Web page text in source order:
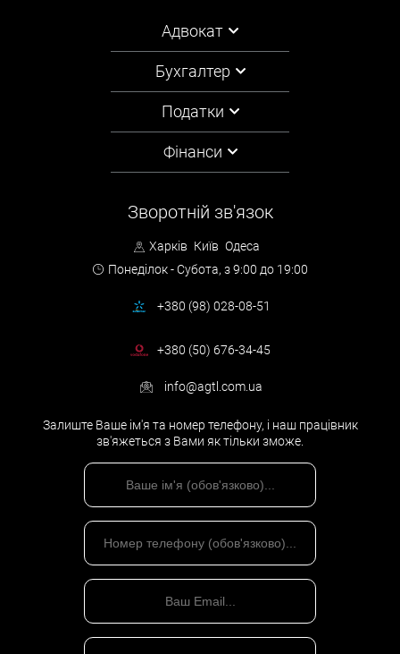
Адвокат
Бухгалтер
Податки
Фінанси
Зворотній зв'язок
Харків Київ Одеса
Понеділок - Субота, з 9:00 до 19:00
+380 (98) 028-08-51
+380 (50) 676-34-45
info@agtl.com.ua
Залиште Ваше ім'я та номер телефону, і наш працівник
зв'яжеться з Вами як тільки зможе.